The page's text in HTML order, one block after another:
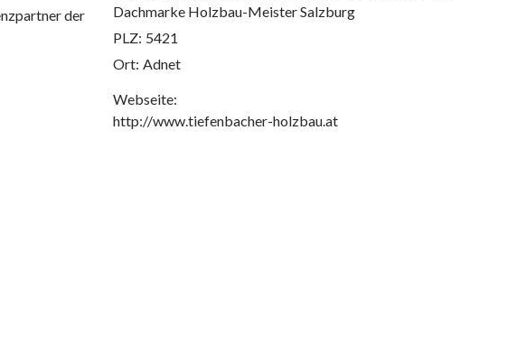
der
Dachmarke Holzbau-Meister Salzburg
PLZ: 5421
Ort: Adnet
Webseite:
http://www.tiefenbacher-holzbau.at